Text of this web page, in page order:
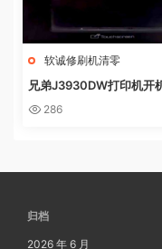
软诚修刷机清零
兄弟J3930DW打印机开
Machine Err FE00远程操
286
归档
2026 年 6 月